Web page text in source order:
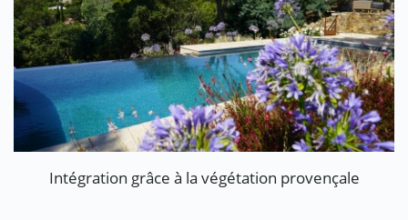
Intégration grâce à la végétation provençale